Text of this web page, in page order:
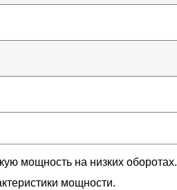
мощность на низких оборотах.
мощности.